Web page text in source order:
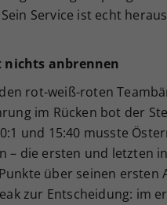
Service ist echt
nichts anbrennen
rot-weiß-roten
im Rücken bot der
und 15:40 musste
– die ersten und letzten
über seinen ersten
zur Entscheidung: im